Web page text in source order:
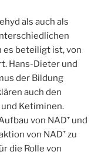
als auch als
es beteiligt ist, von
Hans-Dieter und
der Bildung
auch den
Ketiminen.
von NAD⁺ und
von NAD⁺ zu
die Rolle von